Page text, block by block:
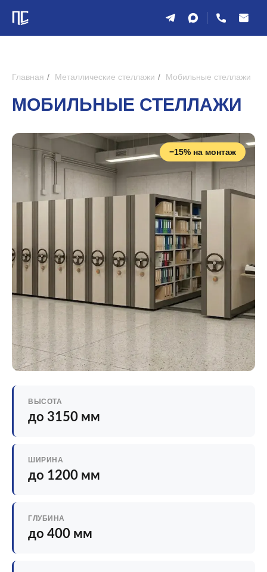
Главная / Металлические стеллажи / Мобильные стеллажи
МОБИЛЬНЫЕ СТЕЛЛАЖИ
−15% на монтаж
ВЫСОТА
до 3150 мм
ШИРИНА
до 1200 мм
ГЛУБИНА
до 400 мм